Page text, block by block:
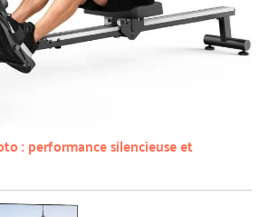
: performance silencieuse et